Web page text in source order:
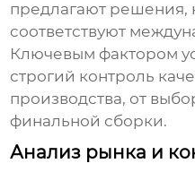
предлагают решения,
соответствуют
Ключевым фактором
строгий контроль
производства, от
финальной сборки.
Анализ рынка и